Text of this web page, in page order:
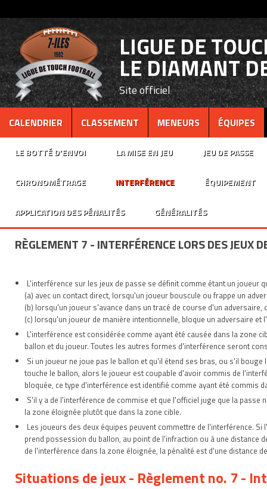
LIGUE DE
LE DIAMANT
Site officiel
CALENDRIER CLASSEMENT MENEURS ÉQUIPES
LE BOTTÉ D'ENVOI LA MISE EN JEU JEU DE PASSE
CHRONOMÉTRAGE INTERFÉRENCE ÉQUIPEMENT
APPLICATION DES PÉNALITÉS GÉNÉRALITÉS
RÈGLEMENT 7 - INTERFÉRENCE LORS DES JEUX
L'interférence sur les jeux de passe se définit comme étant un
(a) avec un contact direct, lorsqu'un joueur bouscule ou frappe un
(b) lorsqu'un joueur s'avance dans un tracé de course d'un
(c) lorsqu'un joueur de manière intentionnelle, bloque un adversaire
L'interférence est considérée comme ayant été causée dans la zone
ballon et du joueur. Toutes les autres formes d'interférence seront
Si un joueur ne joue pas le ballon et qu'il étend ses bras, ou s'il
touche le ballon, alors le joueur est coupable d'avoir commis de
bloquée, ce type d'interférence est identifié comme ayant été commis
S'il y a de l'interférence de commise et que l'officiel juge que la
la zone éloignée plutôt que dans la zone cible.
Les joueurs des deux équipes peuvent commettre de l'interférence.
prend possession du ballon, au point de l'infraction ou à une distance
de l'interférence dans la zone éloignée, la pénalité est d'une distance
Situations de jeux - Règlement no. 7 -